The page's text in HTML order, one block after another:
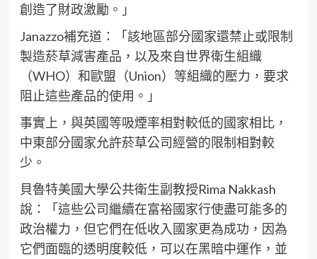
創造了財政激勵。」
Janazzo補充道：「該地區部分國家還禁止或限制
製造菸草減害產品，以及來自世界衛生組織
（WHO）和歐盟（Union）等組織的壓力，要求
阻止這些產品的使用。」
事實上，與英國等吸煙率相對較低的國家相比，
中東部分國家允許菸草公司經營的限制相對較
少。
貝魯特美國大學公共衛生副教授Rima Nakkash
說：「這些公司繼續在富裕國家行使盡可能多的
政治權力，但它們在低收入國家更為成功，因為
它們面臨的透明度較低，可以在黑暗中運作，並